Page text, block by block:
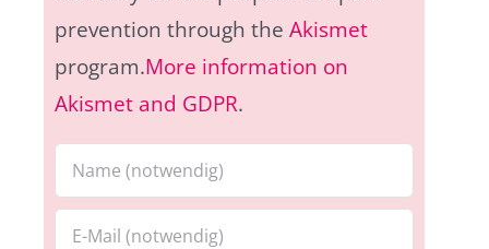
prevention through the Akismet
program.More information on
Akismet and GDPR.